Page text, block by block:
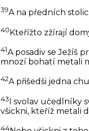
39A na předních
40Kteřížto zžírají
41A posadiv se Ježíš
mnozí bohatí metali
42A přišedši jedna
43I svolav učedlníky
všickni, kteříž metali
44